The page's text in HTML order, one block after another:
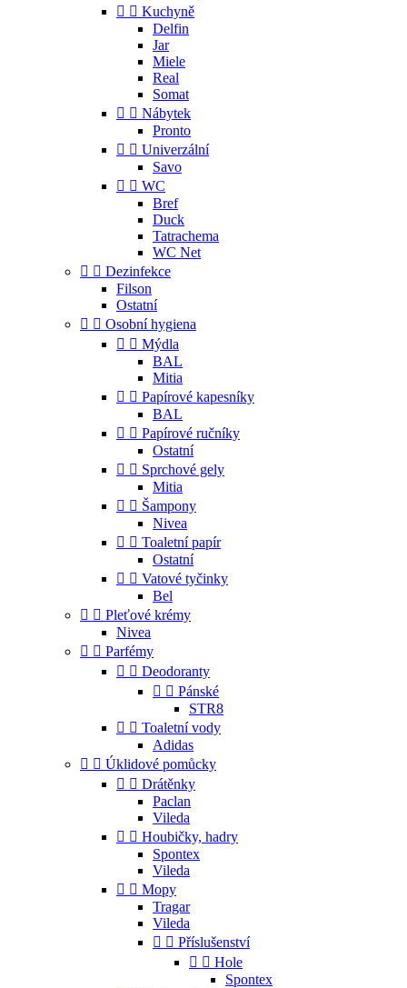
  Kuchyně
Delfin
Jar
Miele
Real
Somat
  Nábytek
Pronto
  Univerzální
Savo
  WC
Bref
Duck
Tatrachema
WC Net
  Dezinfekce
Filson
Ostatní
  Osobní hygiena
  Mýdla
BAL
Mitia
  Papírové kapesníky
BAL
  Papírové ručníky
Ostatní
  Sprchové gely
Mitia
  Šampony
Nivea
  Toaletní papír
Ostatní
  Vatové tyčinky
Bel
  Pleťové krémy
Nivea
  Parfémy
  Deodoranty
  Pánské
STR8
  Toaletní vody
Adidas
  Úklidové pomůcky
  Drátěnky
Paclan
Vileda
  Houbičky, hadry
Spontex
Vileda
  Mopy
Tragar
Vileda
  Příslušenství
  Hole
Spontex